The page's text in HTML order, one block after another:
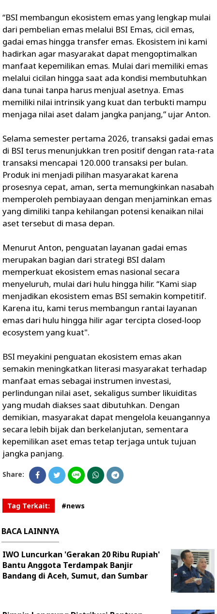
“BSI membangun ekosistem emas yang lengkap mulai
dari pembelian emas melalui BSI Emas, cicil emas,
gadai emas hingga transfer emas. Ekosistem ini kami
hadirkan agar masyarakat dapat mengoptimalkan
manfaat kepemilikan emas. Mulai dari memiliki emas
melalui cicilan hingga saat ada kondisi membutuhkan
dana tunai tanpa harus menjual asetnya. Emas
memiliki nilai intrinsik yang kuat dan terbukti mampu
menjaga nilai aset dalam jangka panjang,” ujar Anton.
Selama semester pertama 2026, transaksi gadai emas
di BSI terus menunjukkan tren positif dengan rata-rata
transaksi mencapai 120.000 transaksi per bulan.
Produk ini menjadi pilihan masyarakat karena
prosesnya cepat, aman, serta memungkinkan nasabah
memperoleh pembiayaan dengan menjaminkan emas
yang dimiliki tanpa kehilangan potensi kenaikan nilai
aset tersebut di masa depan.
Menurut Anton, penguatan layanan gadai emas
merupakan bagian dari strategi BSI dalam
memperkuat ekosistem emas nasional secara
menyeluruh, mulai dari hulu hingga hilir. “Kami siap
menjadikan ekosistem emas BSI semakin kompetitif.
Karena itu, kami terus membangun rantai layanan
emas dari hulu hingga hilir agar tercipta closed-loop
ecosystem yang kuat".
BSI meyakini penguatan ekosistem emas akan
semakin meningkatkan literasi masyarakat terhadap
manfaat emas sebagai instrumen investasi,
perlindungan nilai aset, sekaligus sumber likuiditas
yang mudah diakses saat dibutuhkan. Dengan
demikian, masyarakat dapat mengelola keuangannya
secara lebih bijak dan berkelanjutan, sementara
kepemilikan aset emas tetap terjaga untuk tujuan
jangka panjang.
Share:
Tag Terkait: #news
BACA LAINNYA
IWO Luncurkan 'Gerakan 20 Ribu Rupiah'
Bantu Anggota Terdampak Banjir
Bandang di Aceh, Sumut, dan Sumbar